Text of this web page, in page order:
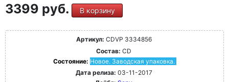
3399 руб. В корзину
Артикул: CDVP 3334856
Состав: CD
Состояние: Новое. Заводская упаковка.
Дата релиза: 03-11-2017